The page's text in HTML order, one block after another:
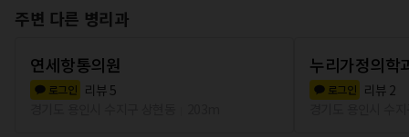
주변 다른 병리과
연세항통의원
로그인 리뷰5
누리가정의학
로그인 리뷰 2